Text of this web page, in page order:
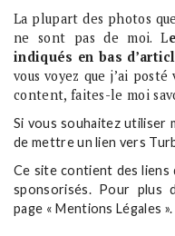
La plupart des photos
ne sont pas de moi. L
indiqués en bas
vous voyez que j’ai
content, faites-le moi
Si vous souhaitez utiliser
de mettre un lien vers
Ce site contient des liens
sponsorisés. Pour plus
page « Mentions Légales ».